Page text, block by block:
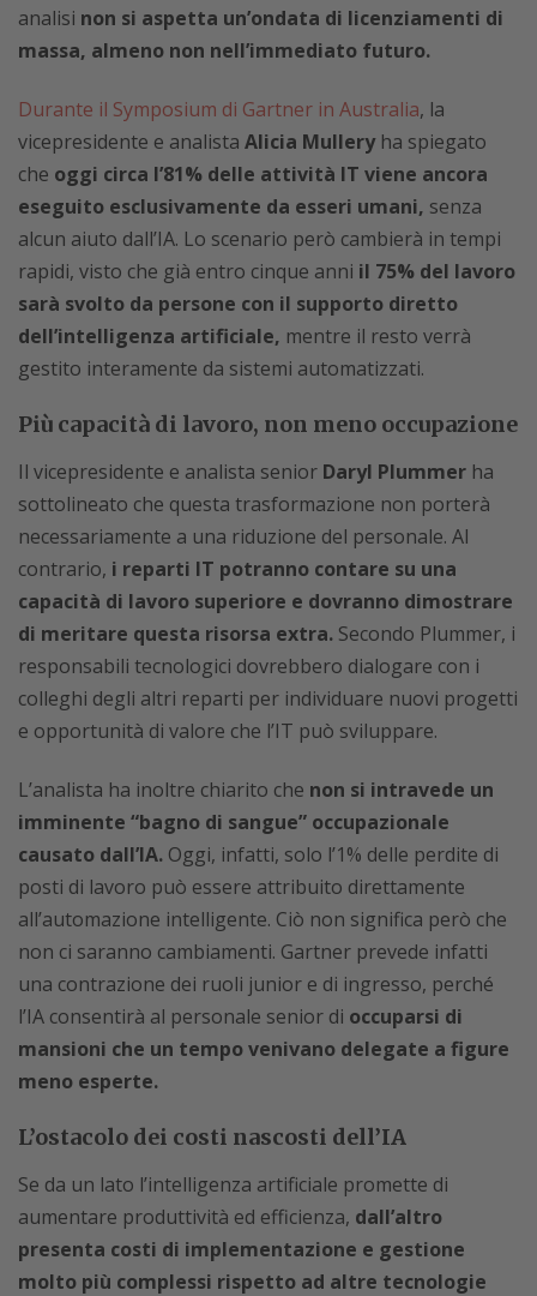
analisi non si aspetta un’ondata di licenziamenti di
massa, almeno non nell’immediato futuro.
Durante il Symposium di Gartner in Australia, la
vicepresidente e analista Alicia Mulleryha spiegato
che oggi circa l’81% delle attività IT viene ancora
eseguito esclusivamente da esseri umani, senza
alcun aiuto dall’IA. Lo scenario però cambierà in tempi
rapidi, visto che già entro cinque anni il 75% del lavoro
sarà svolto da persone con il supporto diretto
dell’intelligenza artificiale, mentre il resto verrà
gestito interamente da sistemi automatizzati.
Più capacità di lavoro, non meno occupazione
Il vicepresidente e analista senior Daryl Plummer ha
sottolineato che questa trasformazione non porterà
necessariamente a una riduzione del personale. Al
contrario, i reparti IT potranno contare su una
capacità di lavoro superiore e dovranno dimostrare
di meritare questa risorsa extra. Secondo Plummer, i
responsabili tecnologici dovrebbero dialogare con i
colleghi degli altri reparti per individuare nuovi progetti
e opportunità di valore che l’IT può sviluppare.
L’analista ha inoltre chiarito che non si intravede un
imminente “bagno di sangue” occupazionale
causato dall’IA. Oggi, infatti, solo l’1% delle perdite di
posti di lavoro può essere attribuito direttamente
all’automazione intelligente. Ciò non significa però che
non ci saranno cambiamenti. Gartner prevede infatti
una contrazione dei ruoli junior e di ingresso, perché
l’IA consentirà al personale senior di occuparsi di
mansioni che un tempo venivano delegate a figure
meno esperte.
L’ostacolo dei costi nascosti dell’IA
Se da un lato l’intelligenza artificiale promette di
aumentare produttività ed efficienza, dall’altro
presenta costi di implementazione e gestione
molto più complessi rispetto ad altre tecnologie